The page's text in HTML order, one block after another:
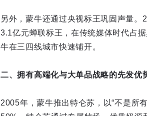
另外，蒙牛还通过央视标王巩固声量
3.1亿元蝉联标王，在传统媒体时代占
牛在三四线城市快速铺开。
二、拥有高端化与大单品战略的先发优
2005年，蒙牛推出特仑苏，以“不是所